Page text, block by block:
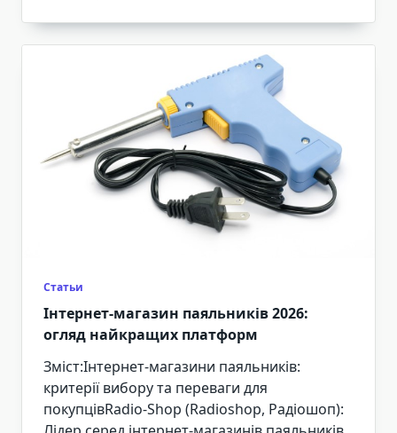
Статьи
Інтернет-магазин паяльників 2026:
огляд найкращих платформ
Зміст:Інтернет-магазини паяльників:
критерії вибору та переваги для
покупцівRadio-Shop (Radioshop, Радіошоп):